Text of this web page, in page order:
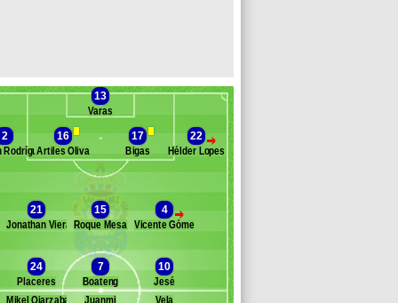
des remplaçants
Lemos
13
Varas
2
Rodríguez
16
Artiles Oliva
17
Bigas
>
22
Hélder Lopes
21
Jonathan Viera
15
Roque Mesa
>
4
Vicente Gómez
24
Placeres
7
Boateng
10
Jesé
Vela
Juanmi
Mikel Oiarzabal